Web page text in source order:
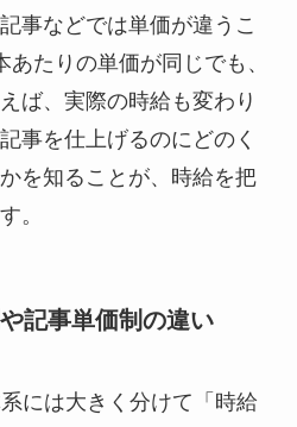
事などでは単価が違うこ
たりの単価が同じでも、
ば、実際の時給も変わり
事を仕上げるのにどのく
を知ることが、時給を把
。
記事単価制の違い
には大きく分けて「時給